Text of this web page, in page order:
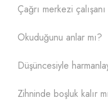
Çağrı merkezi
Okuduğunu anlar mı?
Düşüncesiyle
Zihninde boşluk kalır